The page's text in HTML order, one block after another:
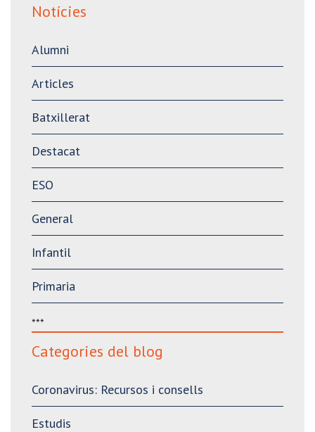
Notícies
Alumni
Articles
Batxillerat
Destacat
ESO
General
Infantil
Primaria
***
Categories del blog
Coronavirus: Recursos i consells
Estudis